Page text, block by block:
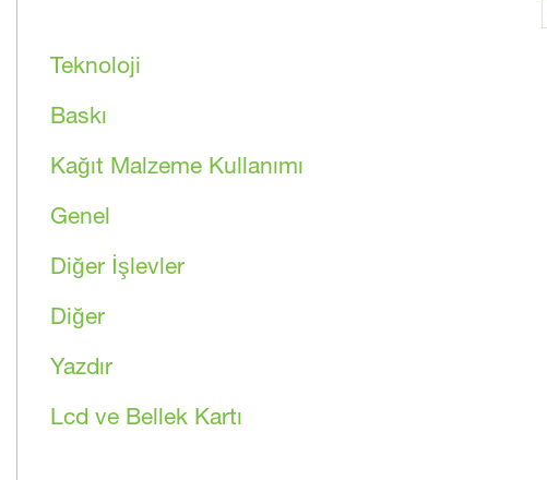
Teknoloji
Baskı
Kağıt Malzeme Kullanımı
Genel
Diğer İşlevler
Diğer
Yazdır
Lcd ve Bellek Kartı